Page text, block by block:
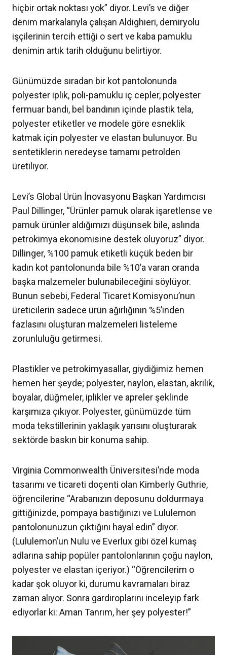
hiçbir ortak noktası yok” diyor. Levi’s ve diğer
denim markalarıyla çalışan Aldighieri, demiryolu
işçilerinin tercih ettiği o sert ve kaba pamuklu
denimin artık tarih olduğunu belirtiyor.
Günümüzde sıradan bir kot pantolonunda
polyester iplik, poli-pamuklu iç cepler, polyester
fermuar bandı, bel bandının içinde plastik tela,
polyester etiketler ve modele göre esneklik
katmak için polyester ve elastan bulunuyor. Bu
sentetiklerin neredeyse tamamı petrolden
üretiliyor.
Levi’s Global Ürün İnovasyonu Başkan Yardımcısı
Paul Dillinger, “Ürünler pamuk olarak işaretlense ve
pamuk ürünler aldığımızı düşünsek bile, aslında
petrokimya ekonomisine destek oluyoruz” diyor.
Dillinger, %100 pamuk etiketli küçük beden bir
kadın kot pantolonunda bile %10’a varan oranda
başka malzemeler bulunabileceğini söylüyor.
Bunun sebebi, Federal Ticaret Komisyonu’nun
üreticilerin sadece ürün ağırlığının %5’inden
fazlasını oluşturan malzemeleri listeleme
zorunluluğu getirmesi.
Plastikler ve petrokimyasallar, giydiğimiz hemen
hemen her şeyde; polyester, naylon, elastan, akrilik,
boyalar, düğmeler, iplikler ve apreler şeklinde
karşımıza çıkıyor. Polyester, günümüzde tüm
moda tekstillerinin yaklaşık yarısını oluşturarak
sektörde baskın bir konuma sahip.
Virginia Commonwealth Üniversitesi’nde moda
tasarımı ve ticareti doçenti olan Kimberly Guthrie,
öğrencilerine “Arabanızın deposunu doldurmaya
gittiğinizde, pompaya bastığınızı ve Lululemon
pantolonunuzun çıktığını hayal edin” diyor.
(Lululemon’un Nulu ve Everlux gibi özel kumaş
adlarına sahip popüler pantolonlarının çoğu naylon,
polyester ve elastan içeriyor.) “Öğrencilerim o
kadar şok oluyor ki, durumu kavramaları biraz
zaman alıyor. Sonra gardıroplarını inceleyip fark
ediyorlar ki: Aman Tanrım, her şey polyester!”